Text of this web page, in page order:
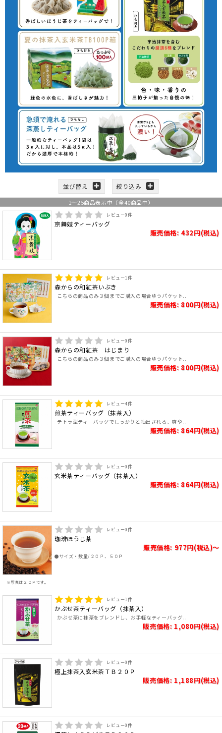
並び替え 絞り込み
1～25商品表示中（全40商品中）
レビュー0件
京舞妓ティーバッグ
販売価格: 432円(税込)
レビュー1件
森からの和紅茶いぶき
こちらの商品のみ３個までご購入の場合ゆうパケット..
販売価格: 800円(税込)
レビュー0件
森からの和紅茶 はじまり
こちらの商品のみ３個までご購入の場合ゆうパケット..
販売価格: 800円(税込)
レビュー4件
煎茶ティーバッグ（抹茶入）
テトラ型ティーバッグでしっかりと抽出される、爽や..
販売価格: 864円(税込)
レビュー0件
玄米茶ティーバッグ（抹茶入）
販売価格: 864円(税込)
※写真は２０Ｐです。
レビュー0件
珈琲ほうじ茶
販売価格: 977円(税込)～
●サイズ・数量/２０Ｐ、５０Ｐ
レビュー1件
かぶせ茶ティーバッグ（抹茶入）
かぶせ茶に抹茶をブレンドし、お手軽なティーバッグ..
販売価格: 1,080円(税込)
レビュー0件
極上抹茶入玄米茶ＴＢ２０Ｐ
販売価格: 1,188円(税込)
レビュー0件